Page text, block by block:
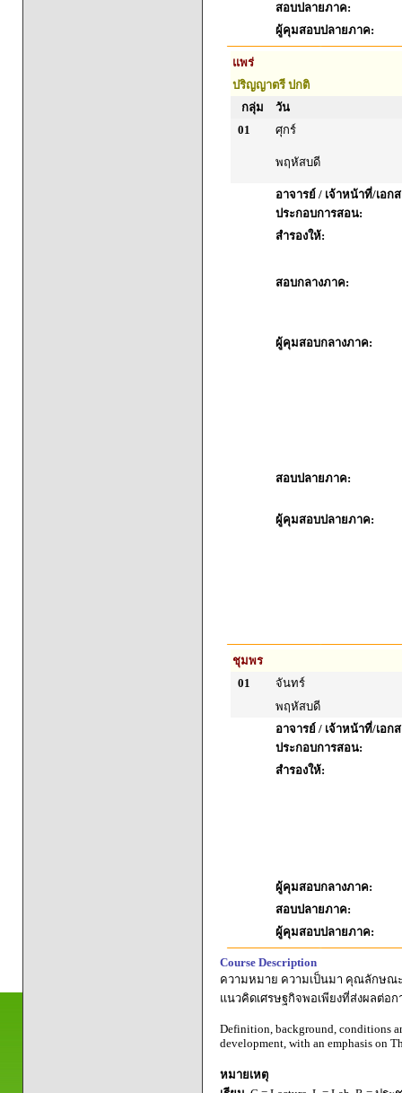
สอบปลายภาค:
ผู้คุมสอบปลายภาค:
แพร่
ปริญญาตรี ปกติ
กลุ่ม
วัน
01
ศุกร์
พฤหัสบดี
อาจารย์ / เจ้าหน้าที่/เอก
ประกอบการสอน:
สำรองให้:
สอบกลางภาค:
ผู้คุมสอบกลางภาค:
สอบปลายภาค:
ผู้คุมสอบปลายภาค:
ชุมพร
01
จันทร์
พฤหัสบดี
อาจารย์ / เจ้าหน้าที่/เอก
ประกอบการสอน:
สำรองให้:
ผู้คุมสอบกลางภาค:
สอบปลายภาค:
ผู้คุมสอบปลายภาค:
Course Description
ความหมาย ความเป็นมา คุณลักษณะ
แนวคิดเศรษฐกิจพอเพียงที่ส่งผลต่อ
Definition, background, conditions
development, with an emphasis on
หมายเหตุ